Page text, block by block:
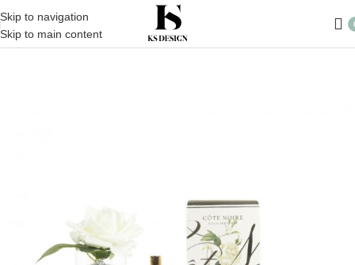
Skip to navigation
Skip to main content